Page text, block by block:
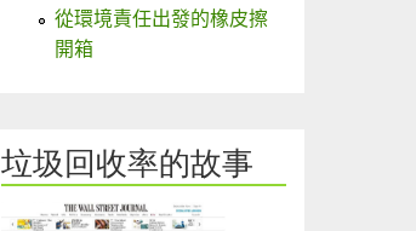
從環境責任出發的橡皮擦
開箱
垃圾回收率的故事